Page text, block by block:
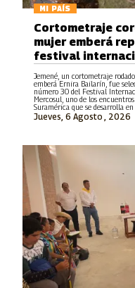
MI PAÍS
Jemené, un cortometraje
emberá Ernira Bailarín, fue
número 30 del Festival
Mercosul, uno de los
Suramérica que se desarrolla en
Jueves, 6 Agosto , 2026
Cortometraje
mujer emberá
festival